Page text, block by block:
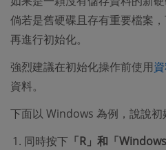
倘若是舊硬碟且存有重要檔案
再進行初始化。
強烈建議在初始化操作前使用
資料。
下面以 Windows 為例，說說初
同時按下 「R」和「